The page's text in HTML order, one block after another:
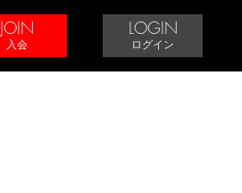
JOIN
入会
LOGIN
ログイン